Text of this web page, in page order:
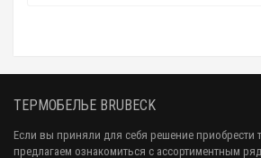
ТЕРМОБЕЛЬЕ BRUBECK
Если вы приняли для себя решение приобрести
предлагаем ознакомиться с ассортиментным